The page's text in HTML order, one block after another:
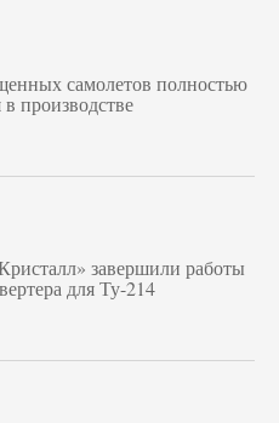
самолетов полностью
в производстве
завершили работы
для Ту-214